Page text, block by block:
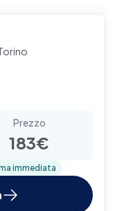
Prezzo
183€
immediata